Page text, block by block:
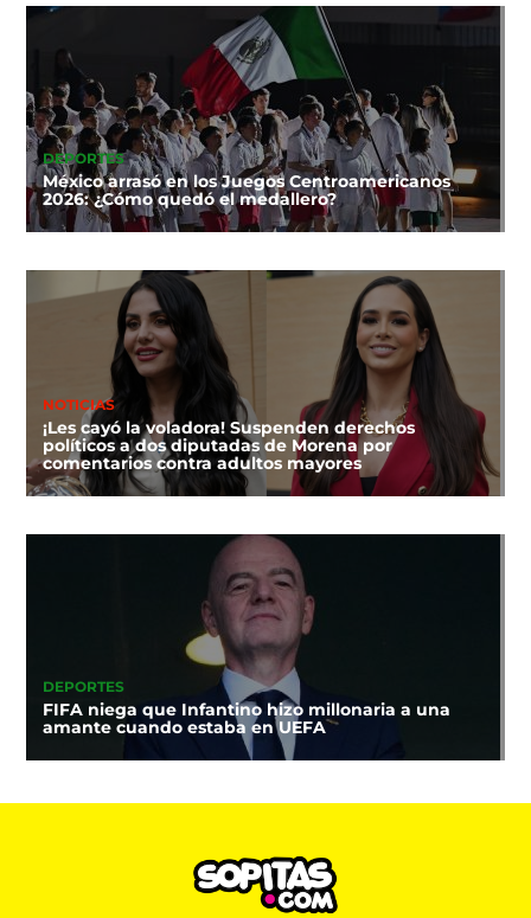
DEPORTES
México arrasó en los Juegos Centroamericanos
2026: ¿Cómo quedó el medallero?
NOTICIAS
¡Les cayó la voladora! Suspenden derechos
políticos a dos diputadas de Morena por
comentarios contra adultos mayores
DEPORTES
FIFA niega que Infantino hizo millonaria a una
amante cuando estaba en UEFA